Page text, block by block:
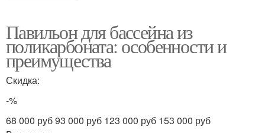
Павильон для бассейна из
поликарбоната: особенности и
преимущества
Скидка:
-%
68 000 руб 93 000 руб 123 000 руб 153 000 руб